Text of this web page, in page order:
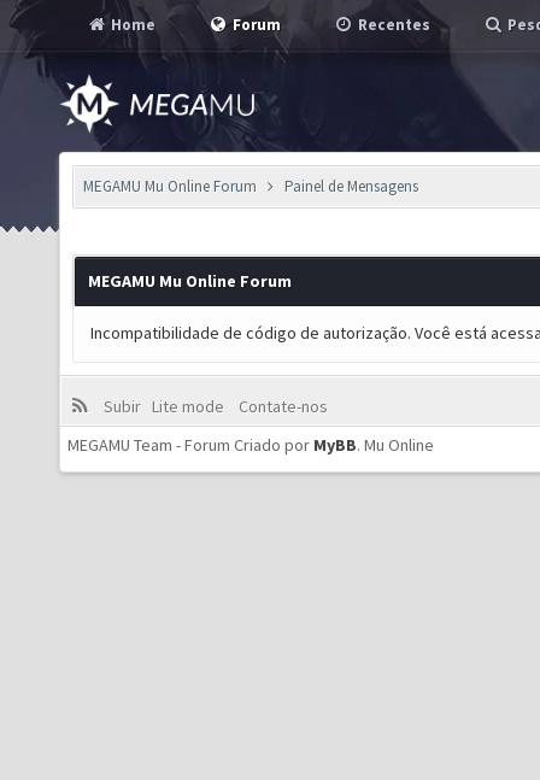
Home Forum Recentes
MEGAMU Mu Online Forum Painel de Mensagens
MEGAMU Mu Online Forum
Incompatibilidade de código de autorização. Você está
Subir Lite mode
Contate-nos
MEGAMU Team - Forum Criado por MyBB. Mu Online